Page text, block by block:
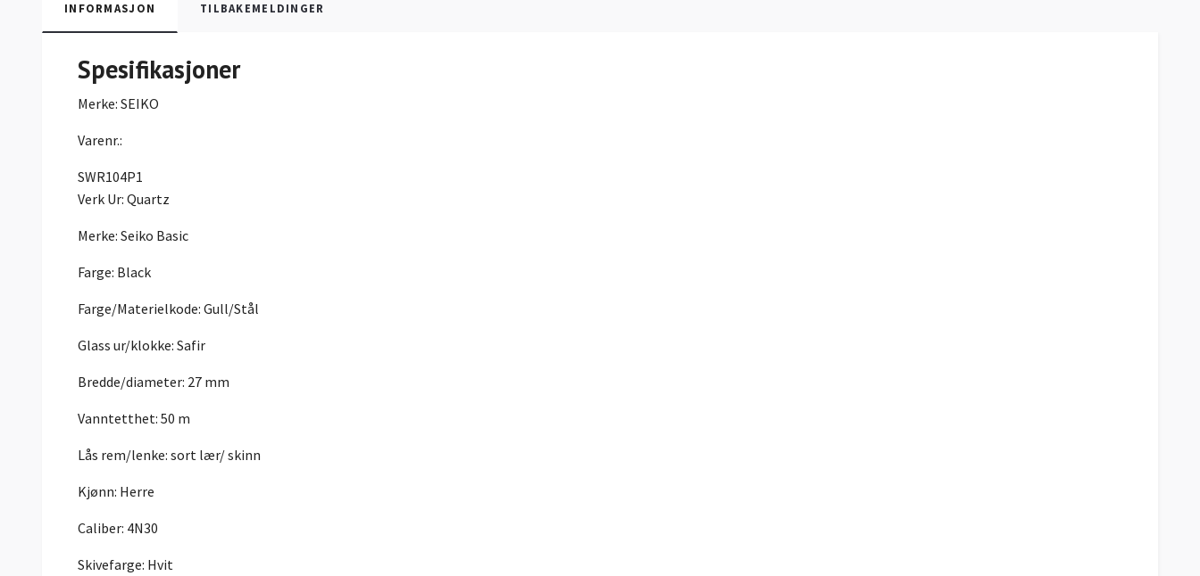
INFORMASJON TILBAKEMELDINGER
Spesifikasjoner
Merke: SEIKO
Varenr.:
SWR104P1
Verk Ur: Quartz
Merke: Seiko Basic
Farge: Black
Farge/Materielkode: Gull/Stål
Glass ur/klokke: Safir
Bredde/diameter: 27 mm
Vanntetthet: 50 m
Lås rem/lenke: sort lær/ skinn
Kjønn: Herre
Caliber: 4N30
Skivefarge: Hvit